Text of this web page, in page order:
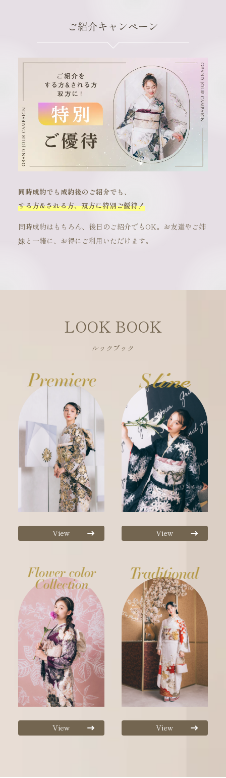
ご紹介キャンペーン
同時成約でも成約後のご紹介でも、
する方&される方、双方に特別ご優待！
同時成約はもちろん、後日のご紹介でもOK。お友達やご姉
妹と一緒に、お得にご利用いただけます。
LOOK BOOK
ルックブック
View View
View View